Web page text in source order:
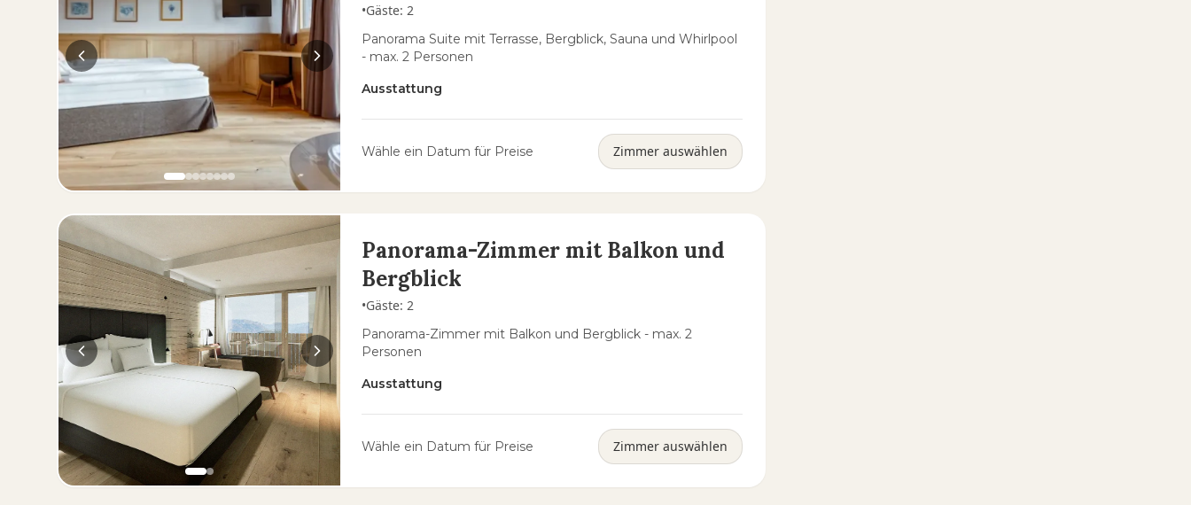
•Gäste:2
Panorama Suite mit Terrasse, Bergblick, Sauna und Whirlpool
- max. 2 Personen
Ausstattung
Wähle ein Datum für Preise Zimmer auswählen
Panorama-Zimmer mit Balkon und
Bergblick
•Gäste:2
Panorama-Zimmer mit Balkon und Bergblick - max. 2
Personen
Ausstattung
Wähle ein Datum für Preise Zimmer auswählen